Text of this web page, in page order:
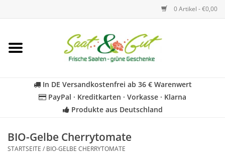
0 Artikel - €0,00
Startseite
Kräuter
In DE Versandkostenfrei ab 36 € Warenwert
PayPal · Kreditkarten · Vorkasse · Klarna
Produkte aus Deutschland
BIO-Gelbe Cherrytomate
STARTSEITE / BIO-GELBE CHERRYTOMATE